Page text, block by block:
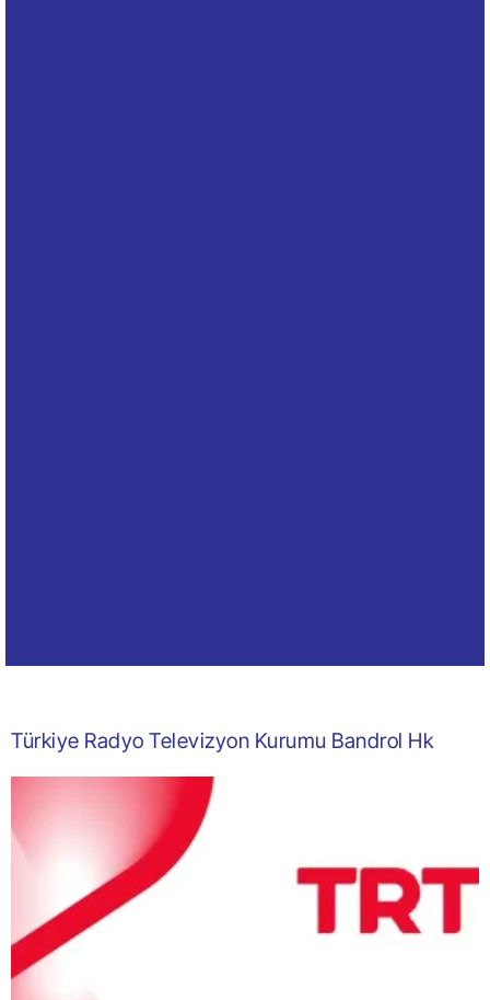
Türkiye Radyo Televizyon Kurumu Bandrol Hk